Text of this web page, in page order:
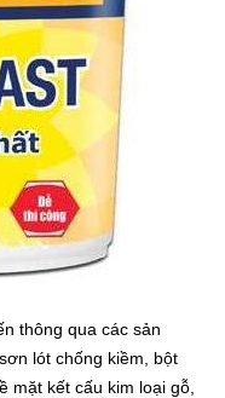
thông qua các sản
lót chống kiềm, bột
mặt kết cấu kim loại gỗ,